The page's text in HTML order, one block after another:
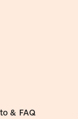
& FAQ